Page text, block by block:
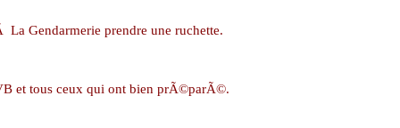
La Gendarmerie prendre une ruchette.
et tous ceux qui ont bien prÃ©parÃ©.